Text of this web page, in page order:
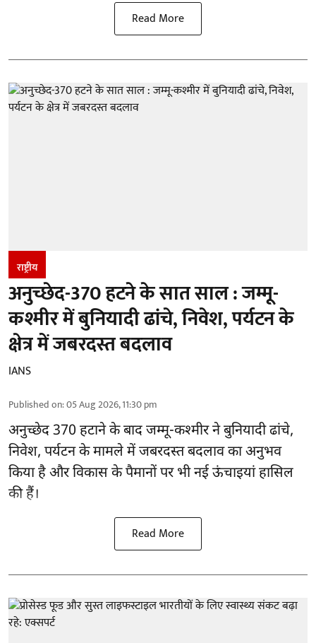
Read More
राष्ट्रीय
अनुच्छेद-370 हटने के सात साल : जम्मू-
कश्मीर में बुनियादी ढांचे, निवेश, पर्यटन के
क्षेत्र में जबरदस्त बदलाव
IANS
Published on:05 Aug 2026, 11:30 pm
अनुच्छेद 370 हटाने के बादजम्मू-कश्मीर ने बुनियादी ढांचे,
निवेश, पर्यटन के मामले में जबरदस्त बदलाव का अनुभव
किया है और विकास के पैमानों पर भी नई ऊंचाइयां हासिल
की हैं।
Read More